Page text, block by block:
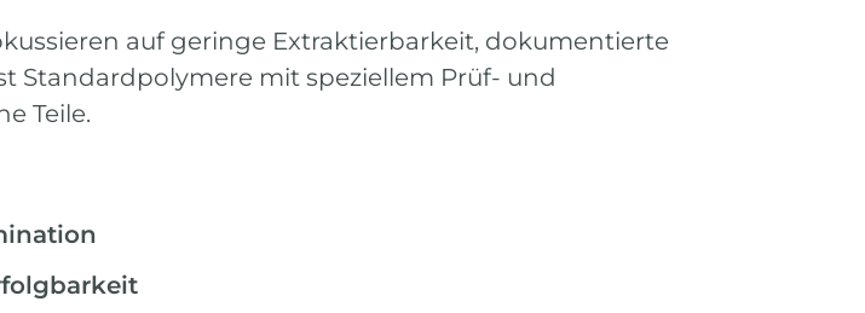
auf geringe Extraktierbarkeit, dokumentierte
Standardpolymere mit speziellem Prüf- und
Teile.